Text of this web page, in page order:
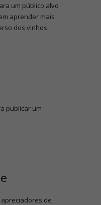
um público alvo
aprender mais
dos vinhos.
publicar um
de